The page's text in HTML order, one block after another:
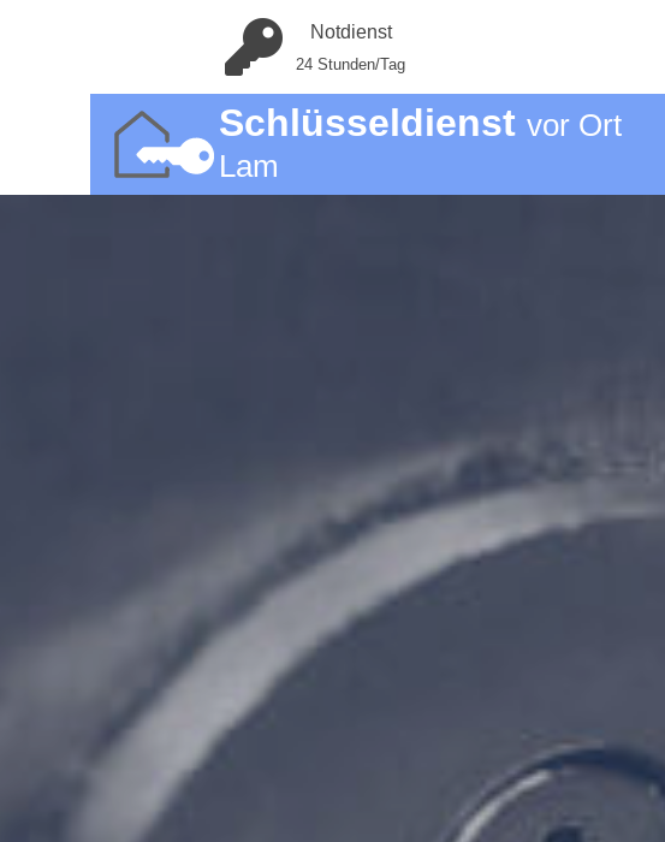
Notdienst
24 Stunden/Tag
Schlüsseldienst vor Ort
Lam